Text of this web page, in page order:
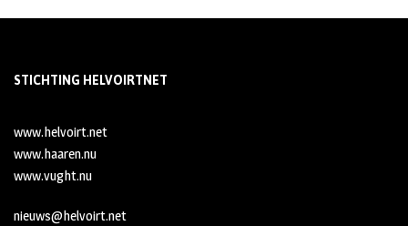
STICHTING HELVOIRTNET
www.helvoirt.net
www.haaren.nu
www.vught.nu
nieuws@helvoirt.net